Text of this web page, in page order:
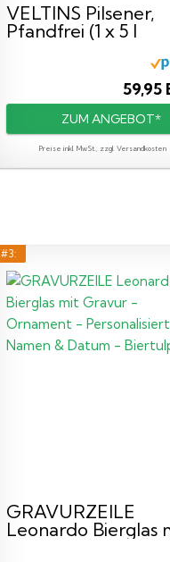
VELTINS Pilsener,
Pfandfrei (1 x 5 l
59,95
ZUM ANGEBOT*
Preise inkl. MwSt., zzgl. Versandkosten
#3:
GRAVURZEILE
Leonardo Bierglas